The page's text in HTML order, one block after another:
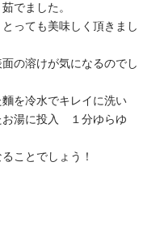
でました。
っても美味しく頂きまし
の溶けが気になるのでし
を冷水でキレイに洗い
湯に投入 １分ゆらゆ
ことでしょう！